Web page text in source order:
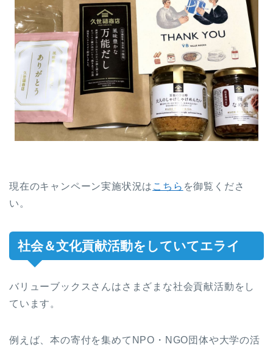
現在のキャンペーン実施状況は こちら を御覧くださ
い。
社会＆文化貢献活動をしていてエライ
バリューブックスさんはさまざまな社会貢献活動をし
ています。
例えば、本の寄付を集めてNPO・NGO団体や大学の活